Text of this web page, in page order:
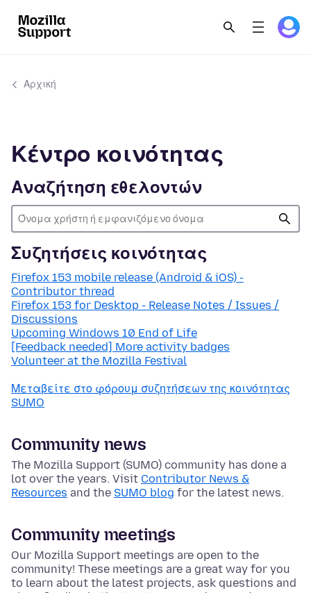
Αρχική
Κέντρο κοινότητας
Αναζήτηση εθελοντών
Συζητήσεις κοινότητας
Firefox 153 mobile release (Android & iOS) -
Contributor thread
Firefox 153 for Desktop - Release Notes / Issues /
Discussions
Upcoming Windows 10 End of Life
[Feedback needed] More activity badges
Volunteer at the Mozilla Festival
Μεταβείτε στο φόρουμ συζητήσεων της κοινότητας
SUMO
Community news
The Mozilla Support (SUMO) community has done a
lot over the years. Visit Contributor News &
Resources and the SUMO blog for the latest news.
Community meetings
Our Mozilla Support meetings are open to the
community! These meetings are a great way for you
to learn about the latest projects, ask questions and